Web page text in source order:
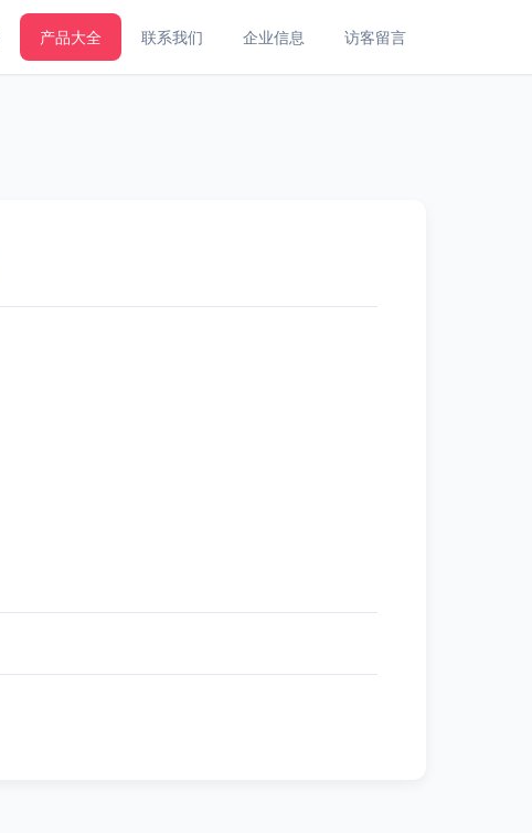
产品大全 联系我们 企业信息 访客留言